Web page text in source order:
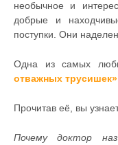
необычное и
добрые и
поступки. Они
Одна из самых
отважных трусишек»
Прочитав её, вы
Почему доктор